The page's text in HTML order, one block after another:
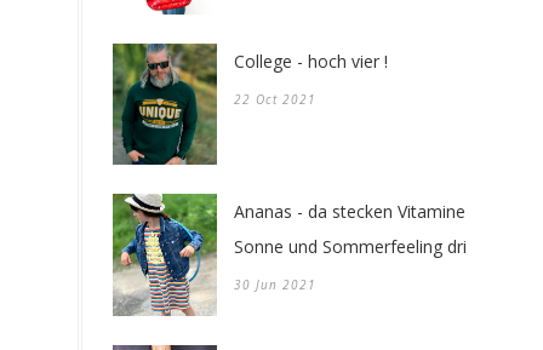
College - hoch vier !
22 Oct 2021
Ananas - da stecken Vitamine -
Sonne und Sommerfeeling drin !
30 Jun 2021